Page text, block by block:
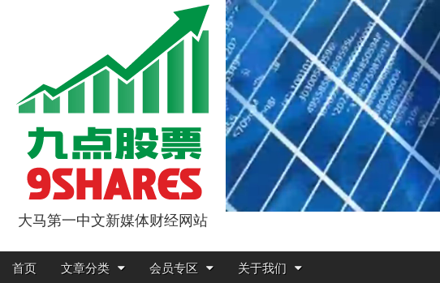
9点股票
大马第一中文新媒体财经网站
Main
Skip
首页 文章分类 会员专区 关于我们